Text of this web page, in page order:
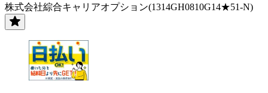
株式会社綜合キャリアオプション(1314GH0810G14★51-N)